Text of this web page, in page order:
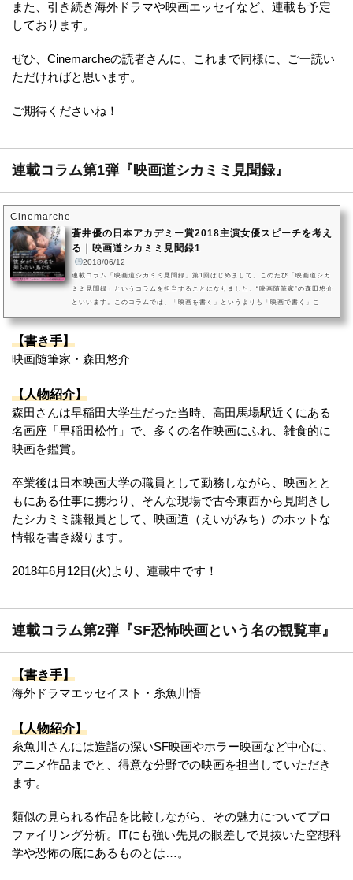
また、引き続き海外ドラマや映画エッセイなど、連載も予定
しております。
ぜひ、Cinemarcheの読者さんに、これまで同様に、ご一読い
ただければと思います。
ご期待くださいね！
連載コラム第1弾『映画道シカミミ見聞録』
Cinemarche
蒼井優の日本アカデミー賞2018主演女優スピーチを考え
る｜映画道シカミミ見聞録1
2018/06/12
連載コラム「映画道シカミミ見聞録」第1回はじめまして。このたび「映画道シカ
ミミ見聞録」というコラムを担当することになりました、“映画随筆家”の森田悠介
といいます。このコラムでは、「映画を書く」というよりも「映画で書く」こ
いと思っています。【連載コラム】『映画道シカミミ見聞録』記事一覧はこちら
「映画を使えばなんでも語れる。」これから書くものが“映画批評”では...
【書き手】
映画随筆家・森田悠介
【人物紹介】
森田さんは早稲田大学生だった当時、高田馬場駅近くにある
名画座「早稲田松竹」で、多くの名作映画にふれ、雑食的に
映画を鑑賞。
卒業後は日本映画大学の職員として勤務しながら、映画とと
もにある仕事に携わり、そんな現場で古今東西から見聞きし
たシカミミ諜報員として、映画道（えいがみち）のホットな
情報を書き綴ります。
2018年6月12日(火)より、連載中です！
連載コラム第2弾『SF恐怖映画という名の観覧車』
【書き手】
海外ドラマエッセイスト・糸魚川悟
【人物紹介】
糸魚川さんには造詣の深いSF映画やホラー映画など中心に、
アニメ作品までと、得意な分野での映画を担当していただき
ます。
類似の見られる作品を比較しながら、その魅力についてプロ
ファイリング分析。ITにも強い先見の眼差しで見抜いた空想科
学や恐怖の底にあるものとは…。